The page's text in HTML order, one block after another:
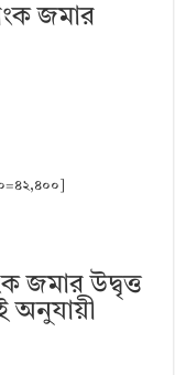
জমার
জমার উদ্বৃত্ত
অনুযায়ী